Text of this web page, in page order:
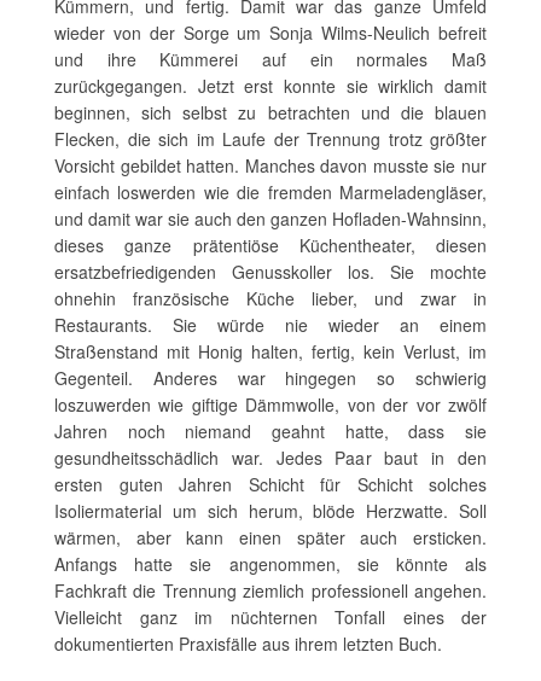
Kümmern, und fertig. Damit war das ganze Umfeld
wieder von der Sorge um Sonja Wilms-Neulich befreit
und ihre Kümmerei auf ein normales Maß
zurückgegangen. Jetzt erst konnte sie wirklich damit
beginnen, sich selbst zu betrachten und die blauen
Flecken, die sich im Laufe der Trennung trotz größter
Vorsicht gebildet hatten. Manches davon musste sie nur
einfach loswerden wie die fremden Marmeladengläser,
und damit war sie auch den ganzen Hofladen-Wahnsinn,
dieses ganze prätentiöse Küchentheater, diesen
ersatzbefriedigenden Genusskoller los. Sie mochte
ohnehin französische Küche lieber, und zwar in
Restaurants. Sie würde nie wieder an einem
Straßenstand mit Honig halten, fertig, kein Verlust, im
Gegenteil. Anderes war hingegen so schwierig
loszuwerden wie giftige Dämmwolle, von der vor zwölf
Jahren noch niemand geahnt hatte, dass sie
gesundheitsschädlich war. Jedes Paar baut in den
ersten guten Jahren Schicht für Schicht solches
Isoliermaterial um sich herum, blöde Herzwatte. Soll
wärmen, aber kann einen später auch ersticken.
Anfangs hatte sie angenommen, sie könnte als
Fachkraft die Trennung ziemlich professionell angehen.
Vielleicht ganz im nüchternen Tonfall eines der
dokumentierten Praxisfälle aus ihrem letzten Buch.